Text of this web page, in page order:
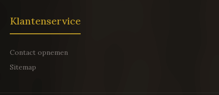
Klantenservice
Contact opnemen
Sitemap